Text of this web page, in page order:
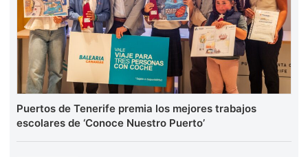
Puertos de Tenerife premia los mejores trabajos
escolares de ‘Conoce Nuestro Puerto’